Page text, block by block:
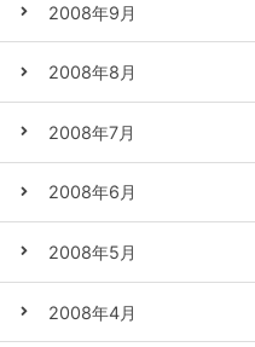
2008年9月
2008年8月
2008年7月
2008年6月
2008年5月
2008年4月